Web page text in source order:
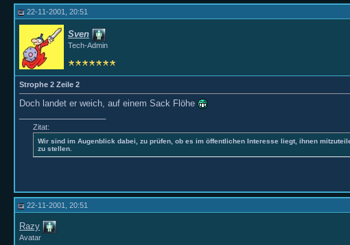
22-11-2001, 20:51
Sven
Tech-Admin
Strophe 2 Zeile 2
Doch landet er weich, auf einem Sack Flöhe
Zitat:
Wir sind im Augenblick dabei, zu prüfen, ob es im öffentlichen Interesse liegt, ihnen
zu stellen.
22-11-2001, 20:51
Razy
Avatar